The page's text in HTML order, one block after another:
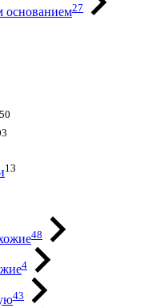
основанием27
50
13
48
4
43